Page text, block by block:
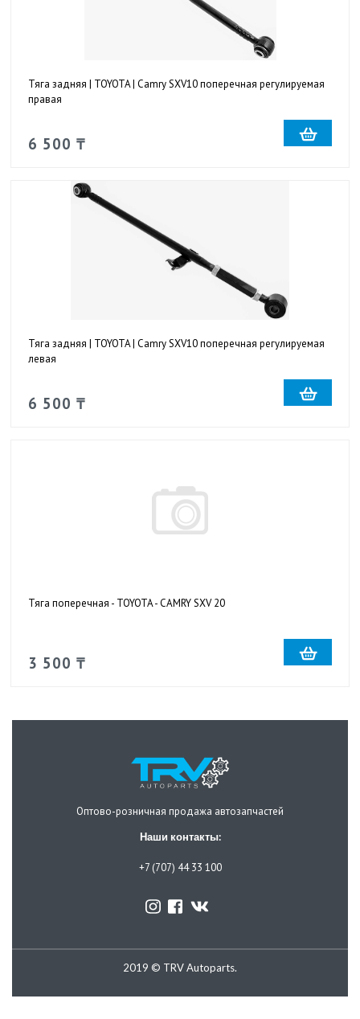
Тяга задняя | TOYOTA | Camry SXV10 поперечная регулируемая
правая
6 500 ₸
Тяга задняя | TOYOTA | Camry SXV10 поперечная регулируемая
левая
6 500 ₸
Тяга поперечная - TOYOTA - CAMRY SXV 20
3 500 ₸
Оптово-розничная продажа автозапчастей
Наши контакты:
+7 (707) 44 33 100
2019 © TRV Autoparts.